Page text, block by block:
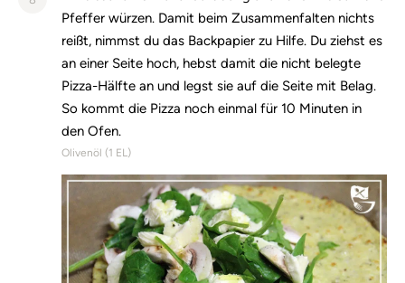
Pfeffer würzen. Damit beim Zusammenfalten nichts
reißt, nimmst du das Backpapier zu Hilfe. Du ziehst es
an einer Seite hoch, hebst damit die nicht belegte
Pizza-Hälfte an und legst sie auf die Seite mit Belag.
So kommt die Pizza noch einmal für 10 Minuten in
den Ofen.
Olivenöl (1 EL)